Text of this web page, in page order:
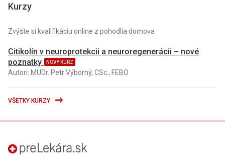
Kurzy
Zvýšte si kvalifikáciu online z pohodlia domova
Citikolín v neuroprotekcii a neuroregenerácii – nové
poznatky
NOVÝ KURZ
Autori: MUDr. Petr Výborný, CSc., FEBO
VŠETKY KURZY
preLekára.sk